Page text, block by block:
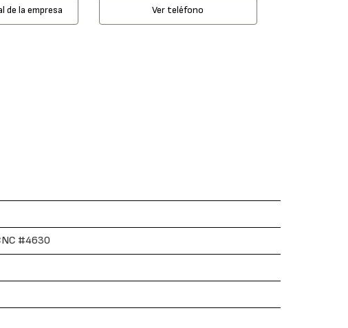
de la empresa Ver teléfono
#4630